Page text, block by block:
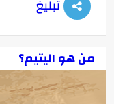
تبليغ
من هو اليتيم؟